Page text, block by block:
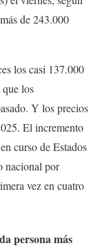
de 243.000
los casi 137.000
los
Y los precios
El incremento
curso de Estados
nacional por
vez en cuatro
persona más